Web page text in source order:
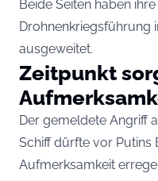
Beide Seiten haben
Drohnenkriegsführung
ausgeweitet.
Zeitpunkt
Der gemeldete Angriff
Schiff dürfte vor Putins
Aufmerksamkeit